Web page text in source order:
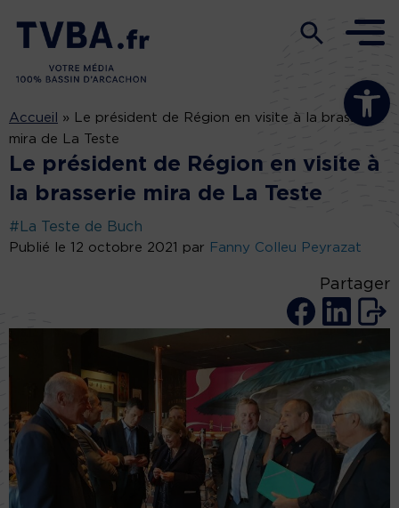
Ouvrir la
Accueil »
Le président de Région en visite à la brasserie
mira de La Teste
Le président de Région en visite à
la brasserie mira de La Teste
#La Teste de Buch
Publié le 12 octobre 2021 par Fanny Colleu Peyrazat
Partager